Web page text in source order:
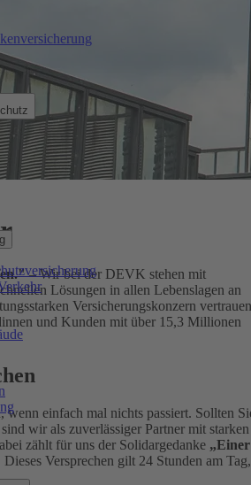
– Wir bei der DEVK stehen mit
Lösungen in allen Lebenslagen an
Versicherungskonzern vertrauen
und Kunden mit über 15,3 Millionen
wenn einfach mal nichts passiert. Sollten
wir als zuverlässiger Partner mit starken
zählt für uns der Solidargedanke „Einer
Dieses Versprechen gilt 24 Stunden am Tag,